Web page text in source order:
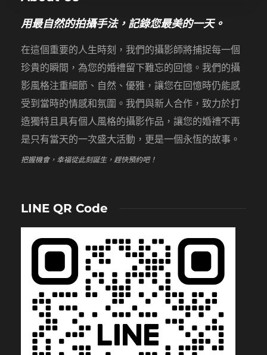
用最自然的拍攝手法，記錄您最美的一天。
在這個重要的人生時刻，我們的攝影師將捕捉每一個
珍貴的瞬間，為您的婚禮留下難忘的回憶。我們的攝
影風格注重細節、自然、優雅，讓您在回憶時仍能感
受到當時的情感和氛圍。我們與新人合作，致力於打
造獨特且具有個人風格的攝影作品，讓您的婚禮不再
是只有當天的一次盛大活動，更是一個永恆的故事。
把握機會，幸福從此刻誕生，趕快預約吧！
LINE QR Code